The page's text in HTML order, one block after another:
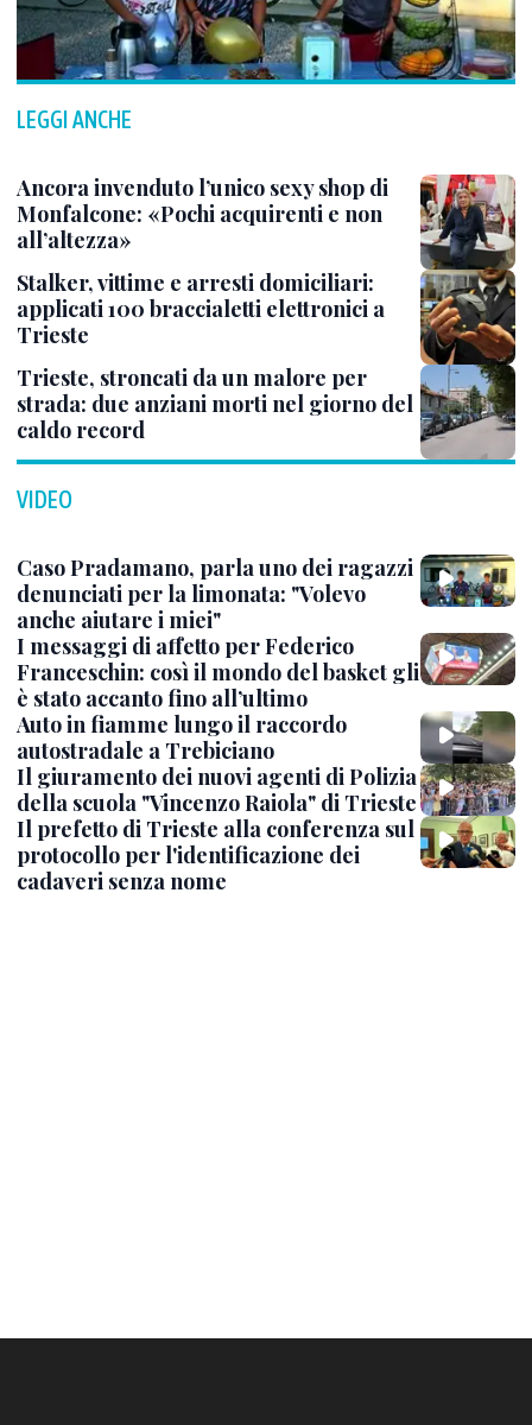
LEGGI ANCHE
Ancora invenduto l’unico sexy shop di
Monfalcone: «Pochi acquirenti e non
all’altezza»
Stalker, vittime e arresti domiciliari:
applicati 100 braccialetti elettronici a
Trieste
Trieste, stroncati da un malore per
strada: due anziani morti nel giorno del
caldo record
VIDEO
Caso Pradamano, parla uno dei ragazzi
denunciati per la limonata: "Volevo
anche aiutare i miei"
I messaggi di affetto per Federico
Franceschin: così il mondo del basket gli
è stato accanto fino all’ultimo
Auto in fiamme lungo il raccordo
autostradale a Trebiciano
Il giuramento dei nuovi agenti di Polizia
della scuola "Vincenzo Raiola" di Trieste
Il prefetto di Trieste alla conferenza sul
protocollo per l'identificazione dei
cadaveri senza nome